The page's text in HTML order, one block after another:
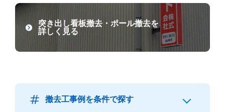
突き出し看板撤去・ポール撤去を
詳しく見る
撤去工事例を条件で探す